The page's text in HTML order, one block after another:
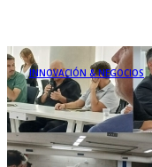
INNOVACIÓN & NEGOCIOS